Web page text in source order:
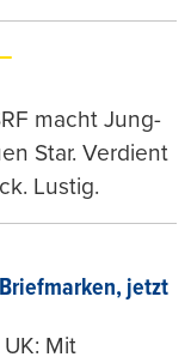
macht Jung-
Star. Verdient
Lustig.
jetzt
Mit